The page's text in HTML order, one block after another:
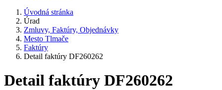
Úvodná stránka
Úrad
Zmluvy, Faktúry, Objednávky
Mesto Tlmače
Faktúry
Detail faktúry DF260262
Detail faktúry DF260262